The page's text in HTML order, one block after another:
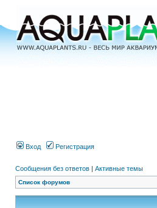
Вход Регистрация
Сообщения без ответов | Активные темы
Список форумов